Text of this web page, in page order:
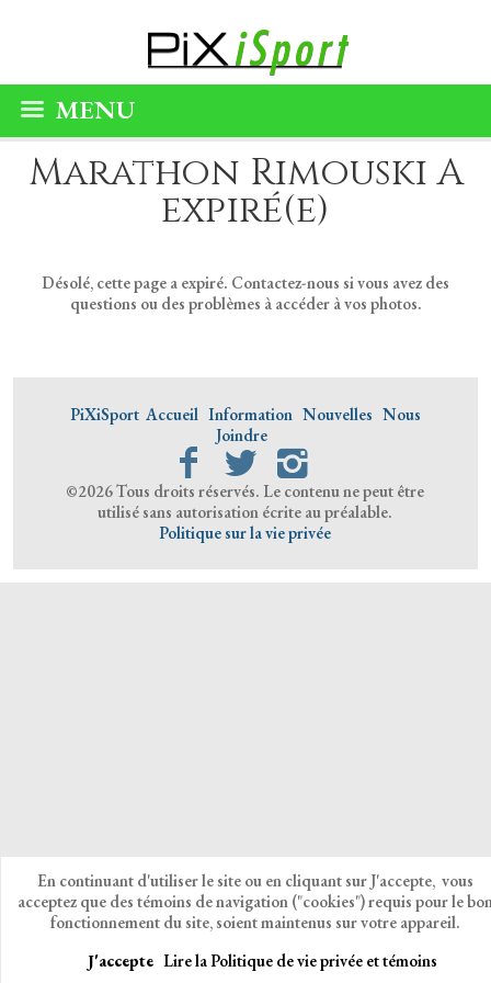
MENU
Marathon Rimouski A
expiré(e)
Désolé, cette page a expiré. Contactez-nous si vous avez des
questions ou des problèmes à accéder à vos photos.
PiXiSport Accueil Information Nouvelles Nous
Joindre
©2026 Tous droits réservés. Le contenu ne peut être
utilisé sans autorisation écrite au préalable.
Politique sur la vie privée
En continuant d'utiliser le site ou en cliquant sur J'accepte, vous
acceptez que des témoins de navigation ("cookies") requis pour le
fonctionnement du site, soient maintenus sur votre appareil.
J'accepte Lire la Politique de vie privée et témoins